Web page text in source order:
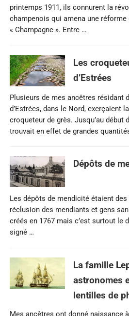
printemps 1911, ils connurent la
champenois qui amena une réforme
« Champagne ». Entre …
Les
d’Estrées
Plusieurs de mes ancêtres résidant
d’Estrées, dans le Nord, exerçaient
croqueteur de grès. Jusqu’au début
trouvait en effet de grandes
Dépôts de
Les dépôts de mendicité étaient
réclusion des mendiants et gens
créés en 1767 mais c’est surtout le
signé …
La famille
astronomes
lentilles de
Mes ancêtres ont donné naissance